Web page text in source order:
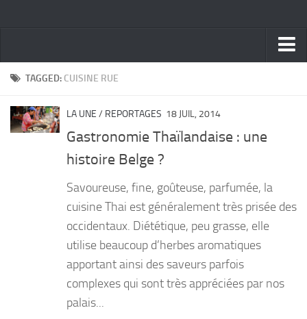
ACTUALITÉ
PORTRAITS
Desserts
TAGGED: CUISINE RUE
LA UNE / REPORTAGES 18 JUIL, 2014
Gastronomie Thaïlandaise : une
histoire Belge ?
Savoureuse, fine, goûteuse, parfumée, la
cuisine Thai est généralement très prisée des
occidentaux. Diététique, peu grasse, elle
utilise beaucoup d’herbes aromatiques
apportant ainsi des saveurs parfois
complexes qui sont très appréciées par nos
palais...